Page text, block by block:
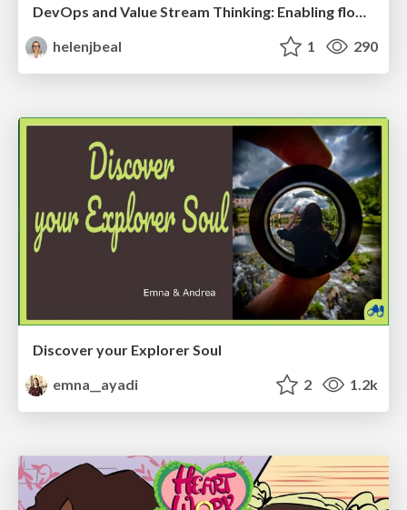
DevOps and Value Stream Thinking: Enabling flow, efficiency and business value
helenjbeal
1 290
Discover your Explorer Soul
emna__ayadi
2 1.2k